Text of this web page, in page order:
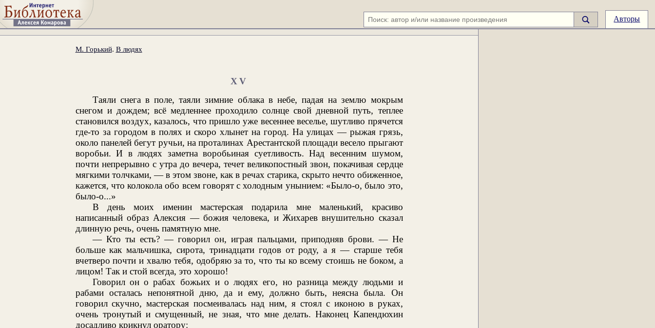
Авторы
М. Горький. В людях
XV
Таяли снега в поле, таяли зимние облака в небе, падая на землю мокрым
снегом и дождем; всё медленнее проходило солнце свой дневной путь, теплее
становился воздух, казалось, что пришло уже весеннее веселье, шутливо прячется
где-то за городом в полях и скоро хлынет на город. На улицах — рыжая грязь,
около панелей бегут ручьи, на проталинах Арестантской площади весело прыгают
воробьи. И в людях заметна воробьиная суетливость. Над весенним шумом,
почти непрерывно с утра до вечера, течет великопостный звон, покачивая сердце
мягкими толчками, — в этом звоне, как в речах старика, скрыто нечто обиженное,
кажется, что колокола обо всем говорят с холодным унынием: «Было-о, было это,
было-о...»
В день моих именин мастерская подарила мне маленький, красиво
написанный образ Алексия — божия человека, и Жихарев внушительно сказал
длинную речь, очень памятную мне.
— Кто ты есть? — говорил он, играя пальцами, приподняв брови. — Не
больше как мальчишка, сирота, тринадцати годов от роду, а я — старше тебя
вчетверо почти и хвалю тебя, одобряю за то, что ты ко всему стоишь не боком, а
лицом! Так и стой всегда, это хорошо!
Говорил он о рабах божьих и о людях его, но разница между людьми и
рабами осталась непонятной дню, да и ему, должно быть, неясна была. Он
говорил скучно, мастерская посмеивалась над ним, я стоял с иконою в руках,
очень тронутый и смущенный, не зная, что мне делать. Наконец Капендюхин
досадливо крикнул оратору: